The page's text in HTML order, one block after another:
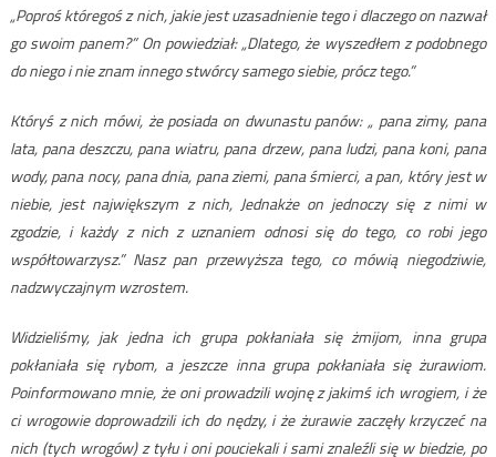
„Poproś któregoś z nich, jakie jest uzasadnienie tego i dlaczego on nazwał
go swoim panem?” On powiedział: „Dlatego, że wyszedłem z podobnego
do niego i nie znam innego stwórcy samego siebie, prócz tego.”
Któryś z nich mówi, że posiada on dwunastu panów: „ pana zimy, pana
lata, pana deszczu, pana wiatru, pana drzew, pana ludzi, pana koni, pana
wody, pana nocy, pana dnia, pana ziemi, pana śmierci, a pan, który jest w
niebie, jest największym z nich, Jednakże on jednoczy się z nimi w
zgodzie, i każdy z nich z uznaniem odnosi się do tego, co robi jego
współtowarzysz.” Nasz pan przewyższa tego, co mówią niegodziwie,
nadzwyczajnym wzrostem.
Widzieliśmy, jak jedna ich grupa pokłaniała się żmijom, inna grupa
pokłaniała się rybom, a jeszcze inna grupa pokłaniała się żurawiom.
Poinformowano mnie, że oni prowadzili wojnę z jakimś ich wrogiem, i że
ci wrogowie doprowadzili ich do nędzy, i że żurawie zaczęły krzyczeć na
nich (tych wrogów) z tyłu i oni pouciekali i sami znaleźli się w biedzie, po